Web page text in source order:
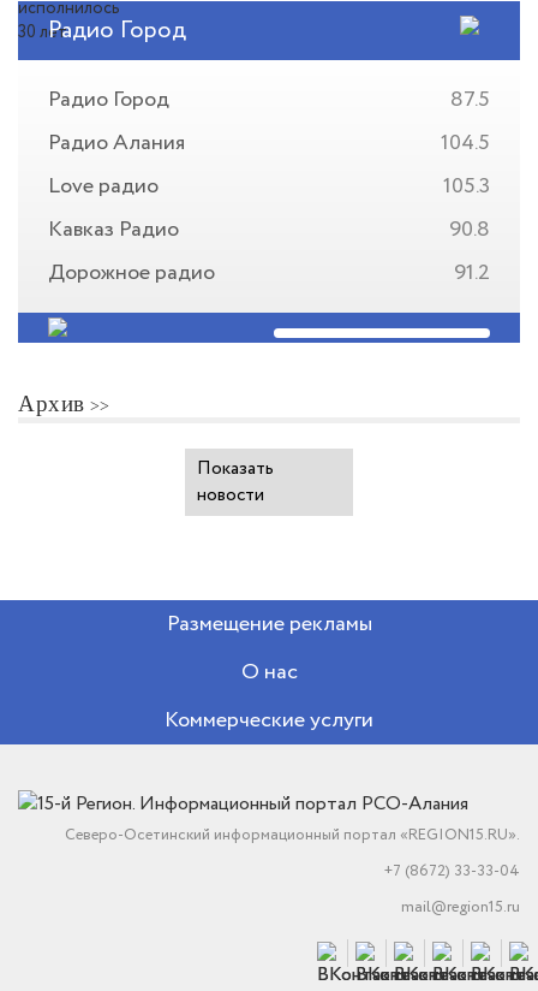
Радио Город
Радио Город
87.5
Радио Алания
104.5
Love радио
105.3
Кавказ Радио
90.8
Дорожное радио
91.2
Архив
Показать
новости
Размещение рекламы
О нас
Коммерческие услуги
Северо-Осетинский информационный портал «REGION15.RU».
+7 (8672) 33-33-04
mail@region15.ru